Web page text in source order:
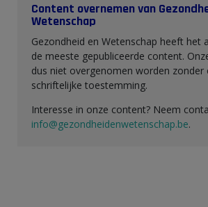
Content overnemen van
Wetenschap
Gezondheid en Wetenschap heeft het
de meeste gepubliceerde content.
dus niet overgenomen worden zonder
schriftelijke toestemming.
Interesse in onze content? Neem
info@gezondheidenwetenschap.be.